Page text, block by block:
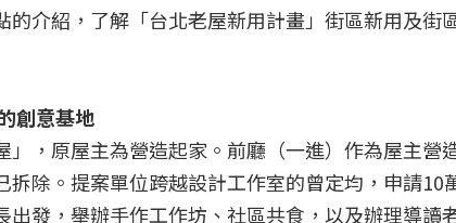
介紹，了解「台北老屋新用計畫」街區新用及街
創意基地
，原屋主為營造起家。前廳（一進）作為屋主營
除。提案單位跨越設計工作室的曾定均，申請10
發，舉辦手作工作坊、社區共食，以及辦理導讀